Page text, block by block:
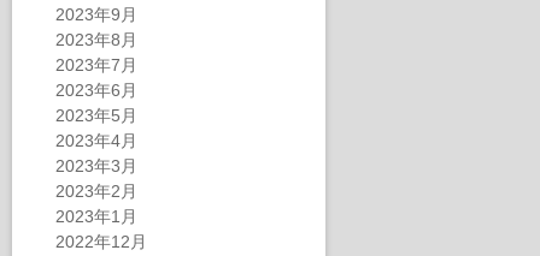
2023年9月
2023年8月
2023年7月
2023年6月
2023年5月
2023年4月
2023年3月
2023年2月
2023年1月
2022年12月